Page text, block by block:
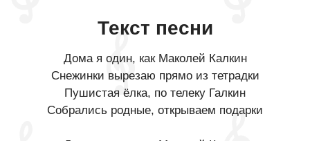
Текст песни
Дома я один, как Маколей Калкин
Снежинки вырезаю прямо из тетрадки
Пушистая ёлка, по телеку Галкин
Собрались родные, открываем подарки